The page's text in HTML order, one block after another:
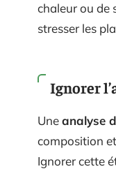
chaleur ou de
stresser les
Ignorer
Uneanalyse
composition
Ignorer cette